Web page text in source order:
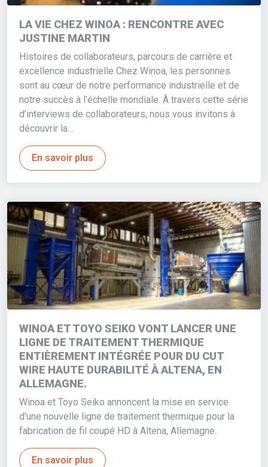
LA VIE CHEZ WINOA : RENCONTRE AVEC
JUSTINE MARTIN
Histoires de collaborateurs, parcours de carrière et
excellence industrielle Chez Winoa, les personnes
sont au cœur de notre performance industrielle et de
notre succès à l’échelle mondiale. À travers cette série
d’interviews de collaborateurs, nous vous invitons à
découvrir la…
En savoir plus
WINOA ET TOYO SEIKO VONT LANCER UNE
LIGNE DE TRAITEMENT THERMIQUE
ENTIÈREMENT INTÉGRÉE POUR DU CUT
WIRE HAUTE DURABILITÉ À ALTENA, EN
ALLEMAGNE.
Winoa et Toyo Seiko annoncent la mise en service
d'une nouvelle ligne de traitement thermique pour la
fabrication de fil coupé HD à Altena, Allemagne.
En savoir plus